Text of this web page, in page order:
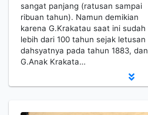
sangat panjang (ratusan sampai
ribuan tahun). Namun demikian
karena G.Krakatau saat ini sudah
lebih dari 100 tahun sejak letusan
dahsyatnya pada tahun 1883, dan
G.Anak Krakata…